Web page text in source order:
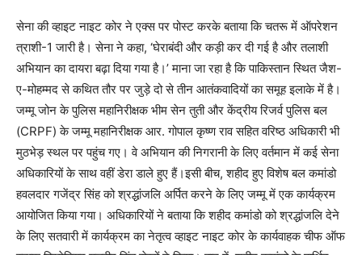
सेना की व्हाइट नाइट कोर ने एक्स पर पोस्ट करके बताया कि चतरू में ऑपरेशन
त्राशी-1 जारी है। सेना ने कहा, ‘घेराबंदी और कड़ी कर दी गई है और तलाशी
अभियान का दायरा बढ़ा दिया गया है।’ माना जा रहा है कि पाकिस्तान स्थित जैश-
ए-मोहम्मद से कथित तौर पर जुड़े दो से तीन आतंकवादियों का समूह इलाके में है।
जम्मू जोन के पुलिस महानिरीक्षक भीम सेन तुती और केंद्रीय रिजर्व पुलिस बल
(CRPF) के जम्मू महानिरीक्षक आर. गोपाल कृष्ण राव सहित वरिष्ठ अधिकारी भी
मुठभेड़ स्थल पर पहुंच गए। वे अभियान की निगरानी के लिए वर्तमान में कई सेना
अधिकारियों के साथ वहीं डेरा डाले हुए हैं।इसी बीच, शहीद हुए विशेष बल कमांडो
हवलदार गजेंद्र सिंह को श्रद्धांजलि अर्पित करने के लिए जम्मू में एक कार्यक्रम
आयोजित किया गया। अधिकारियों ने बताया कि शहीद कमांडो को श्रद्धांजलि देने
के लिए सतवारी में कार्यक्रम का नेतृत्व व्हाइट नाइट कोर के कार्यवाहक चीफ ऑफ